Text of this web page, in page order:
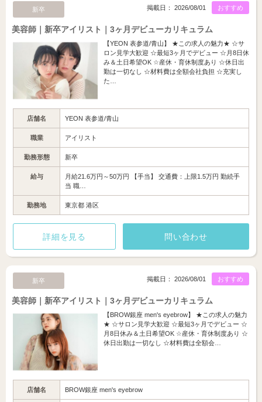
新卒 おすすめ
掲載日： 2026/08/01
美容師｜新卒アイリスト｜3ヶ月デビューカリキュラム
【YEON 表参道/青山】 ★この求人の魅力★ ☆サ
ロン見学大歓迎 ☆最短3ヶ月でデビュー ☆月8日休
み＆土日希望OK ☆産休・育休制度あり ☆休日出
勤は一切なし ☆材料費は全額会社負担 ☆充実し
た…
店舗名 YEON 表参道/青山
職業 アイリスト
勤務形態 新卒
給与
月給21.6万円～50万円 【手当】 交通費：上限1.5万円 勤続手
当 職…
勤務地 東京都 港区
詳細を見る 問い合わせ
新卒 おすすめ
掲載日： 2026/08/01
美容師｜新卒アイリスト｜3ヶ月デビューカリキュラム
【BROW銀座 men's eyebrow】 ★この求人の魅力
★ ☆サロン見学大歓迎 ☆最短3ヶ月でデビュー ☆
月8日休み＆土日希望OK ☆産休・育休制度あり ☆
休日出勤は一切なし ☆材料費は全額会…
店舗名 BROW銀座 men's eyebrow